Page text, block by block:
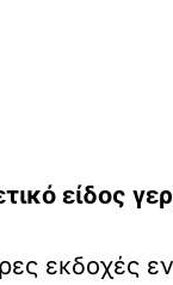
είδος
εκδοχές